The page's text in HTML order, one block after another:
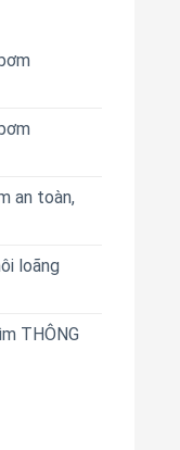
an toàn,
loãng
THÔNG